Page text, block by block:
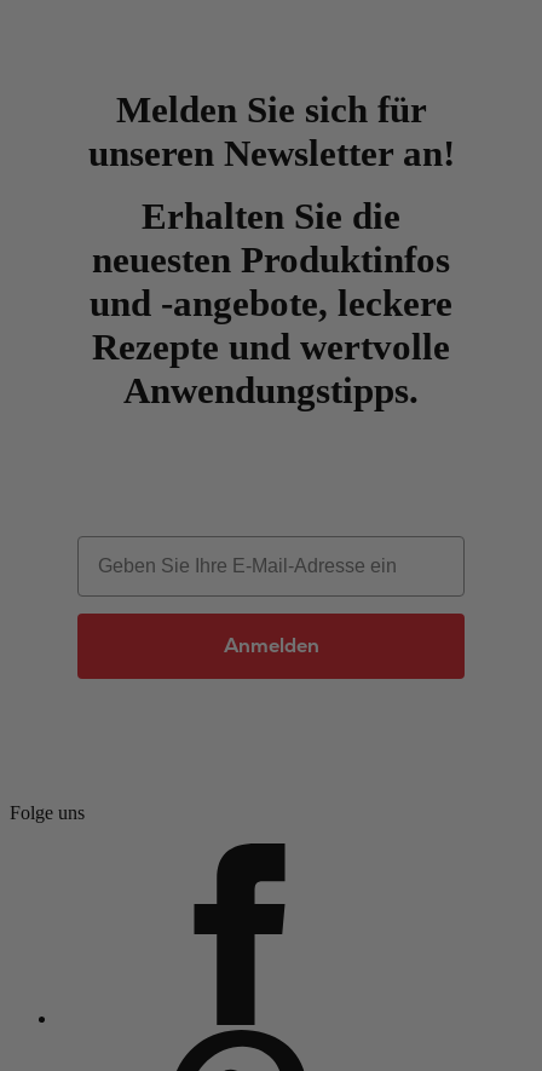
Melden Sie sich für
unseren Newsletter an!
Erhalten Sie die
neuesten Produktinfos
und -angebote, leckere
Rezepte und wertvolle
Anwendungstipps.
Email
Anmelden
Folge uns